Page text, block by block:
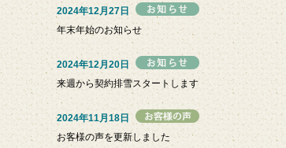
2024年12月27日
年末年始のお知らせ
2024年12月20日
来週から契約排雪スタートします
2024年11月18日
お客様の声を更新しました